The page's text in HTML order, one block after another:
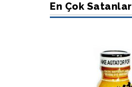
En Çok Satanlar